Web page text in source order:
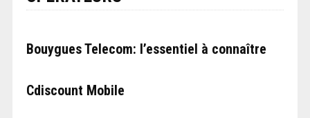
Bouygues Telecom: l’essentiel à connaître
Cdiscount Mobile